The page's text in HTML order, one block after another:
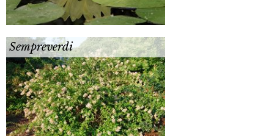
Sempreverdi